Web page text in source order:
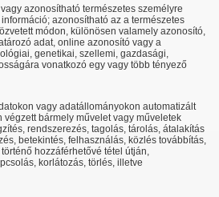
vagy azonosítható természetes személyre
azonosítható az a természetes
módon, különösen valamely azonosító,
adat, online azonosító vagy a
genetikai, szellemi, gazdasági,
vonatkozó egy vagy több tényező
vagy adatállományokon automatizált
bármely művelet vagy műveletek
rendszerezés, tagolás, tárolás, átalakítás
betekintés, felhasználás, közlés továbbítás,
hozzáférhetővé tétel útján,
korlátozás, törlés, illetve